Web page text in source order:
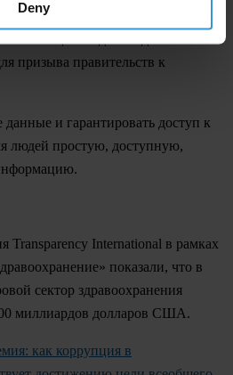
Deny
расширению
общества для создания
призыва правительств к
и гарантировать доступ к
людей простую, доступную,
Transparency International в рамках
показали, что в
сектор здравоохранения
миллиардов долларов США.
как коррупция в